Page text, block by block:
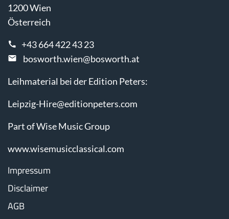
1200 Wien
Österreich
+43 664 422 43 23
bosworth.wien@bosworth.at
Leihmaterial bei der Edition Peters:
Leipzig-Hire@editionpeters.com
Part of Wise Music Group
www.wisemusicclassical.com
Impressum
Disclaimer
AGB